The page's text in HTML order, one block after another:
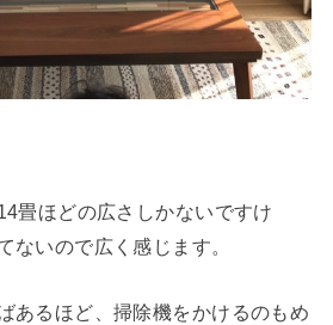
畳ほどの広さしかないですけ
ないので広く感じます。
あるほど、掃除機をかけるのもめ